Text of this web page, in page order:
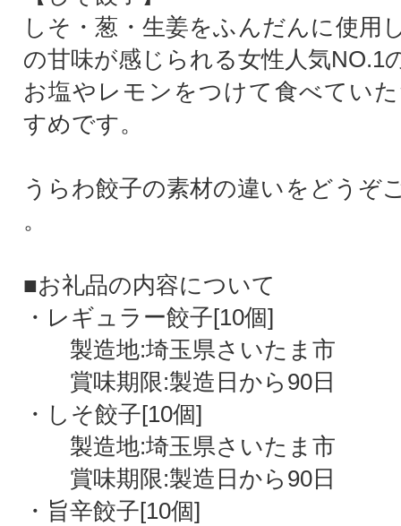
しそ・葱・生姜をふんだんに使用
の甘味が感じられる女性人気NO.1
お塩やレモンをつけて食べてい
すめです。
うらわ餃子の素材の違いをどうぞ
。
■お礼品の内容について
・レギュラー餃子[10個]
製造地:埼玉県さいたま市
賞味期限:製造日から90日
・しそ餃子[10個]
製造地:埼玉県さいたま市
賞味期限:製造日から90日
・旨辛餃子[10個]